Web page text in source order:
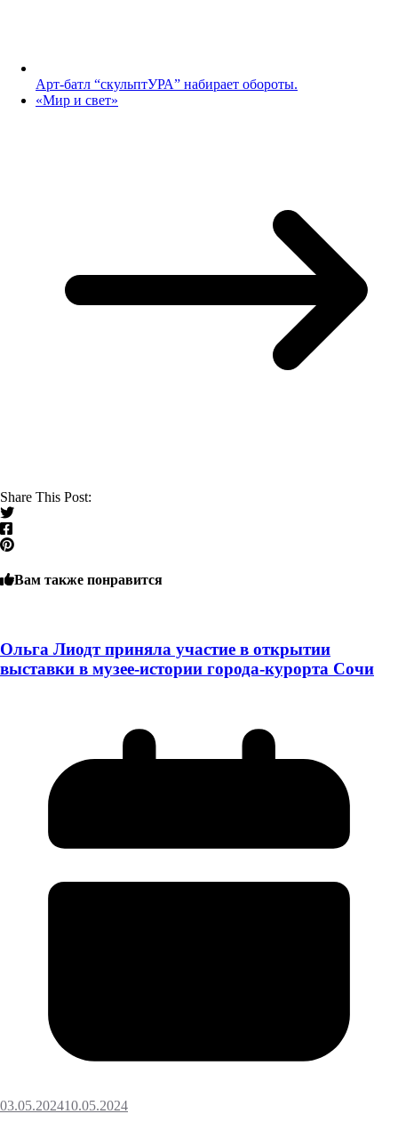
Арт-батл “скульптУРА” набирает обороты.
«Мир и свет»
Share This Post:
Вам также понравится
Ольга Лиодт приняла участие в открытии
выставки в музее-истории города-курорта Сочи
03.05.202410.05.2024